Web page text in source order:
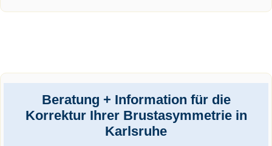
Beratung + Information für die
Korrektur Ihrer Brustasymmetrie in
Karlsruhe